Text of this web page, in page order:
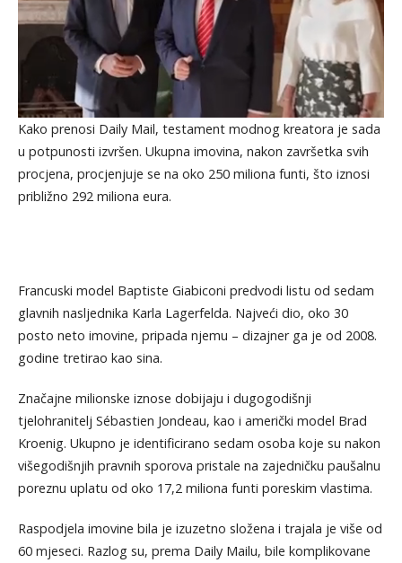
Kako prenosi Daily Mail, testament modnog kreatora je sada
u potpunosti izvršen. Ukupna imovina, nakon završetka svih
procjena, procjenjuje se na oko 250 miliona funti, što iznosi
približno 292 miliona eura.
Francuski model Baptiste Giabiconi predvodi listu od sedam
glavnih nasljednika Karla Lagerfelda. Najveći dio, oko 30
posto neto imovine, pripada njemu – dizajner ga je od 2008.
godine tretirao kao sina.
Značajne milionske iznose dobijaju i dugogodišnji
tjelohranitelj Sébastien Jondeau, kao i američki model Brad
Kroenig. Ukupno je identificirano sedam osoba koje su nakon
višegodišnjih pravnih sporova pristale na zajedničku paušalnu
poreznu uplatu od oko 17,2 miliona funti poreskim vlastima.
Raspodjela imovine bila je izuzetno složena i trajala je više od
60 mjeseci. Razlog su, prema Daily Mailu, bile komplikovane